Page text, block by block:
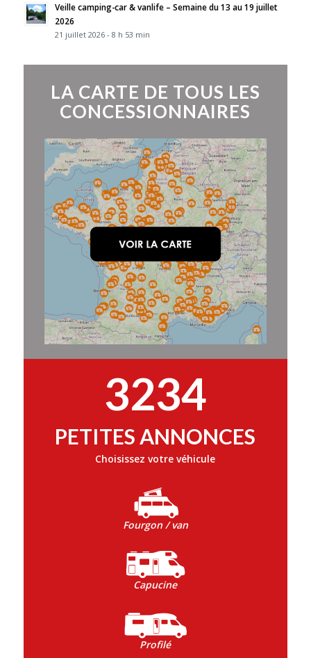
Veille camping-car & vanlife – Semaine du 13 au 19 juillet
2026
21 juillet 2026 - 8 h 53 min
LA CARTE DE TOUS LES
CONCESSIONNAIRES
3234
PETITES ANNONCES
Choisissez votre véhicule
Fourgon / van
Capucine
Profilé